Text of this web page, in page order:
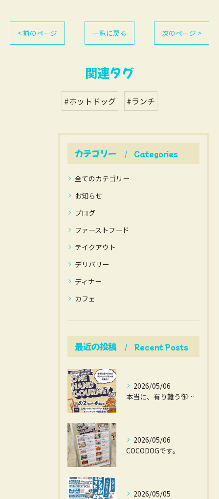
< 前のページ 一覧に戻る 次のページ >
関連タグ
#ホットドッグ #ランチ
カテゴリー Categories
全てのカテゴリー
お知らせ
ブログ
ファーストフード
テイクアウト
デリバリー
ディナー
カフェ
最近の投稿 Recent Posts
2026/05/06
本当に、有り難う御座いました。
2026/05/06
COCODOGです。
2026/05/05